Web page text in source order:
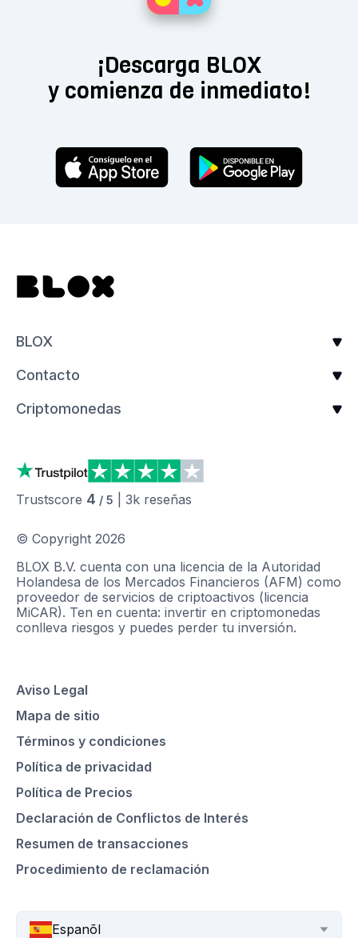
¡Descarga BLOX
y comienza de inmediato!
BLOX
Contacto
Criptomonedas
Trustscore 4 / 5 3k reseñas
© Copyright 2026
BLOX B.V. cuenta con una licencia de la Autoridad
Holandesa de los Mercados Financieros (AFM) como
proveedor de servicios de criptoactivos (licencia
MiCAR). Ten en cuenta: invertir en criptomonedas
conlleva riesgos y puedes perder tu inversión.
Aviso Legal
Mapa de sitio
Términos y condiciones
Política de privacidad
Política de Precios
Declaración de Conflictos de Interés
Resumen de transacciones
Procedimiento de reclamación
Espanõl